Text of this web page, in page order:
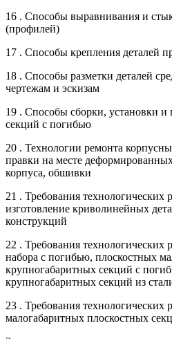
16 . Способы выравнивания и
(профилей)
17 . Способы крепления деталей
18 . Способы разметки деталей
чертежам и эскизам
19 . Способы сборки, установки и
секций с погибью
20 . Технологии ремонта
правки на месте
корпуса, обшивки
21 . Требования технологических
изготовление криволинейных
конструкций
22 . Требования технологических
набора с погибью, плоскостных
крупногабаритных секций с
крупногабаритных секций из
23 . Требования технологических
малогабаритных плоскостных